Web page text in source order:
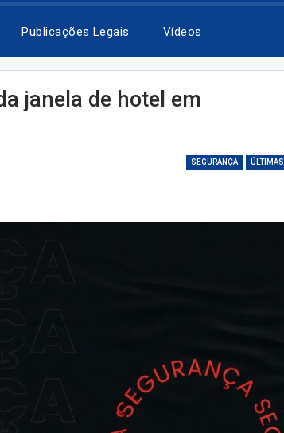
Publicações Legais Vídeos
janela de hotel em
SEGURANÇA ÚLTIMAS